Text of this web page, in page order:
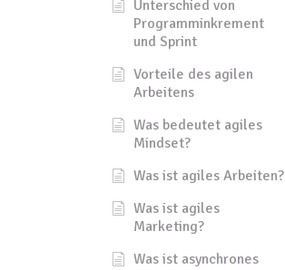
Unterschied von
Programminkrement
und Sprint
Vorteile des agilen
Arbeitens
Was bedeutet agiles
Mindset?
Was ist agiles Arbeiten?
Was ist agiles
Marketing?
Was ist asynchrones